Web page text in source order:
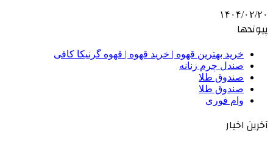
۱۴۰۴/۰۲/۲۰
پیوندها
خرید بهترین قهوه | خرید قهوه | قهوه گرنیکا کافی
صندل چرم زنانه
صندوق طلا
صندوق طلا
وام فوری
آخرین اخبار